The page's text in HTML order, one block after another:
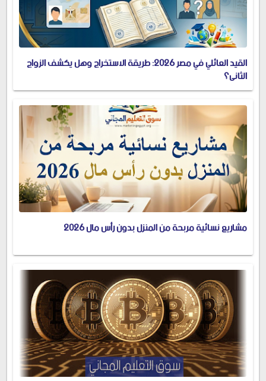
القيد العائلي في مصر 2026: طريقة الاستخراج وهل يكشف الزواج
الثاني؟
مشاريع نسائية مربحة من المنزل بدون رأس مال 2026